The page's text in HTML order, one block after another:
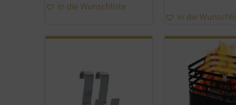
in die Wunschliste
in die